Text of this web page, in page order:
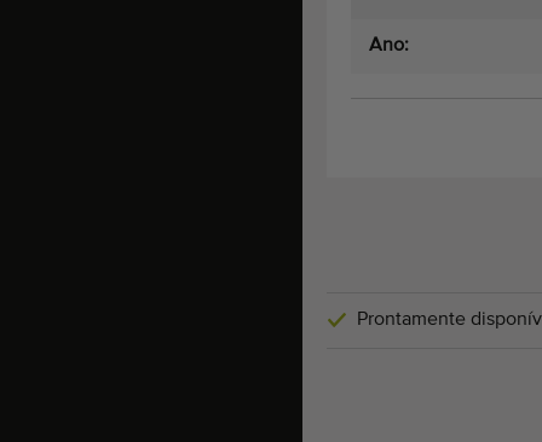
Ano:
Prontamente